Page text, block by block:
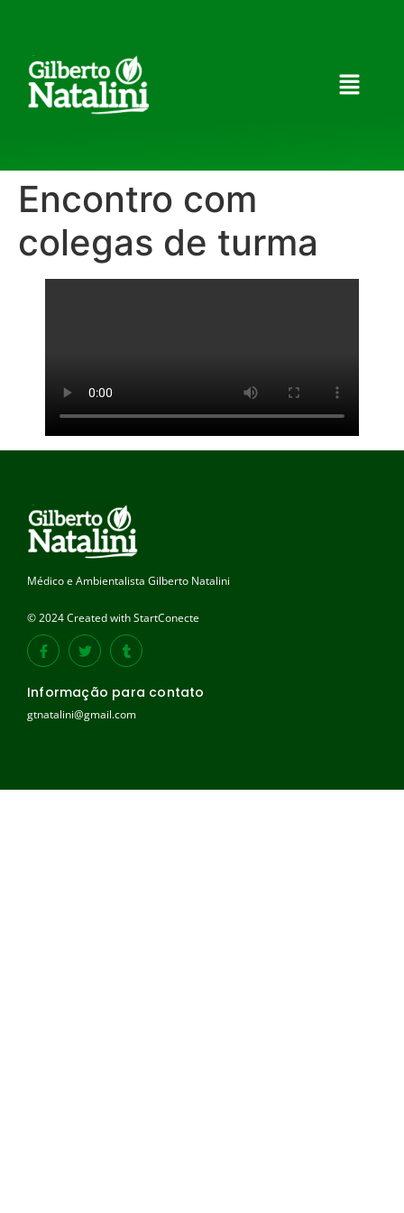
Encontro com
colegas de turma
Médico e Ambientalista Gilberto Natalini
© 2024 Created with StartConecte
Informação para contato
gtnatalini@gmail.com